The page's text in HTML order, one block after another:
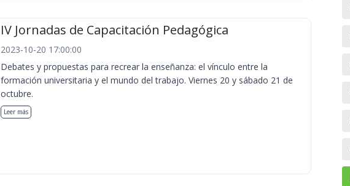
IV Jornadas de Capacitación Pedagógica
2023-10-20 17:00:00
Debates y propuestas para recrear la enseñanza: el vínculo entre la
formación universitaria y el mundo del trabajo. Viernes 20 y sábado 21 de
octubre.
Leer más